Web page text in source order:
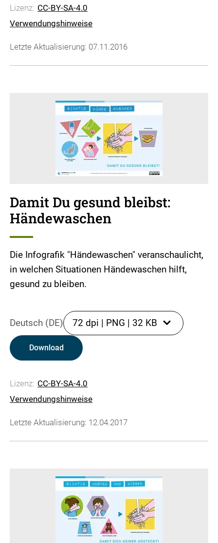
Lizenz: CC-BY-SA-4.0
Verwendungshinweise
Letzte Aktualisierung: 07.11.2016
Damit Du gesund bleibst:
Händewaschen
Die Infografik "Händewaschen" veranschaulicht,
in welchen Situationen Händewaschen hilft,
gesund zu bleiben.
Deutsch (DE) 72 dpi | PNG | 32 KB
Download
Lizenz: CC-BY-SA-4.0
Verwendungshinweise
Letzte Aktualisierung: 12.04.2017